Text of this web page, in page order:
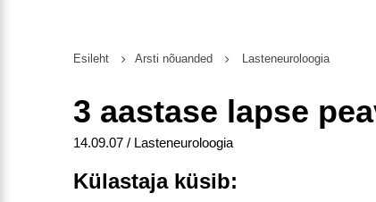
Esileht Arsti nõuanded Lasteneuroloogia
3 aastase lapse
14.09.07 / Lasteneuroloogia
Külastaja küsib: